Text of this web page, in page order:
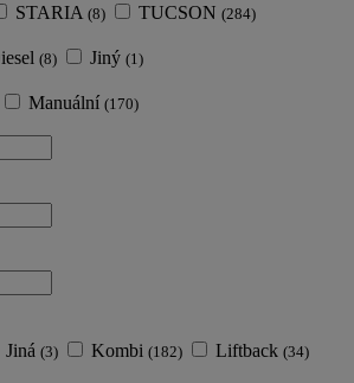
STARIA (8) TUCSON (284)
(8) Jiný (1)
Manuální (170)
Jiná (3) Kombi (182) Liftback (34)